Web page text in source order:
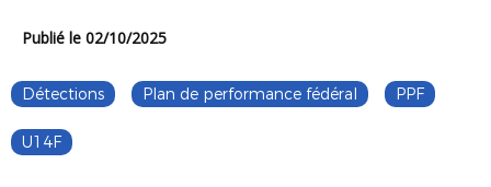
Publié le 02/10/2025
Détections Plan de performance fédéral PPF
U14F